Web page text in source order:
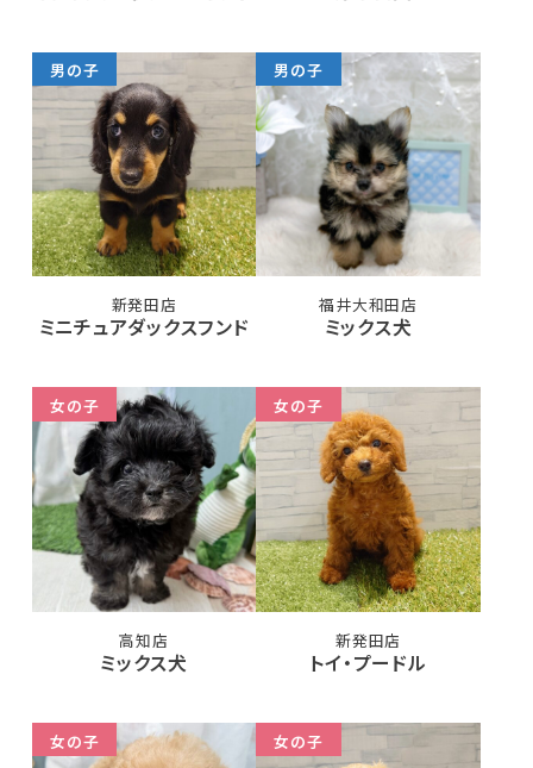
男の子
新発田店
ミニチュアダックスフンド
男の子
福井大和田店
ミックス犬
女の子
高知店
ミックス犬
女の子
新発田店
トイ・プードル
女の子 女の子